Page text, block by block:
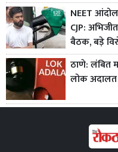
NEET
CJP:
बैठक, बड़े
ठाणे: लंबित
लोक अदालत